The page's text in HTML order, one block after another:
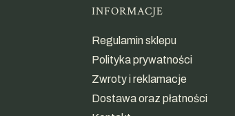
Linki w
INFORMACJE
Regulamin sklepu
Polityka prywatności
Zwroty i reklamacje
Dostawa oraz płatności